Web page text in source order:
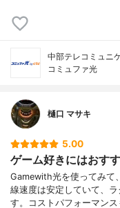
中部テレコミュニ
コミュファ光
樋口 マサキ
5.00
ゲーム好きにはおすす
Gamewith光を使ってみて
線速度は安定していて、
す。コストパフォーマン